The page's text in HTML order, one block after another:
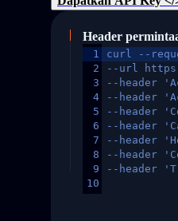
Header
1
2
3
4
5
6
7
8
9
10
curl --
--url https://
--header
--header
--header
--header
--header
--header
--header